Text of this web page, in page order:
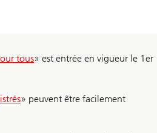
tous» est entrée en vigueur le 1er
» peuvent être facilement